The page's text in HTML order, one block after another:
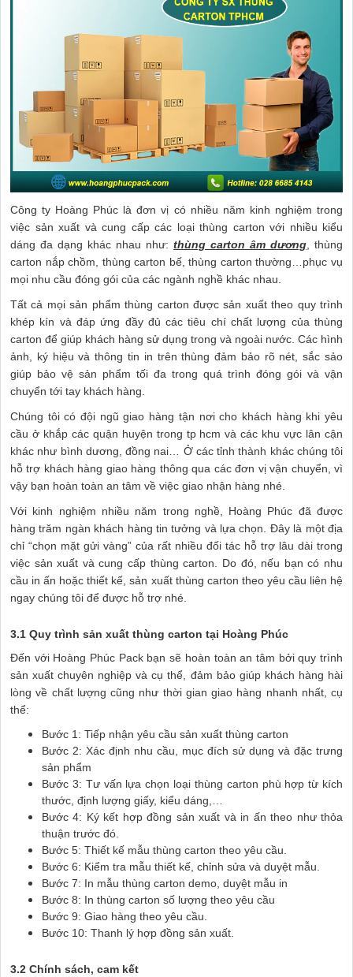
Công ty Hoàng Phúc là đơn vị có nhiều năm kinh nghiệm trong
việc sản xuất và cung cấp các loại thùng carton với nhiều kiểu
dáng đa dạng khác nhau như: thùng carton âm dương, thùng
carton nắp chồm, thùng carton bế, thùng carton thường…phục vụ
mọi nhu cầu đóng gói của các ngành nghề khác nhau.
Tất cả mọi sản phẩm thùng carton được sản xuất theo quy trình
khép kín và đáp ứng đầy đủ các tiêu chí chất lượng của thùng
carton để giúp khách hàng sử dụng trong và ngoài nước. Các hình
ảnh, ký hiệu và thông tin in trên thùng đảm bảo rõ nét, sắc sảo
giúp bảo vệ sản phẩm tối đa trong quá trình đóng gói và vận
chuyển tới tay khách hàng.
Chúng tôi có đội ngũ giao hàng tận nơi cho khách hàng khi yêu
cầu ở khắp các quận huyện trong tp hcm và các khu vực lân cận
khác như bình dương, đồng nai… Ở các tỉnh thành khác chúng tôi
hỗ trợ khách hàng giao hàng thông qua các đơn vị vận chuyển, vì
vậy bạn hoàn toàn an tâm về việc giao nhận hàng nhé.
Với kinh nghiệm nhiều năm trong nghề, Hoàng Phúc đã được
hàng trăm ngàn khách hàng tin tưởng và lựa chọn. Đây là một địa
chỉ “chọn mặt gửi vàng” của rất nhiều đối tác hỗ trợ lâu dài trong
việc sản xuất và cung cấp thùng carton. Do đó, nếu bạn có nhu
cầu in ấn hoặc thiết kế, sản xuất thùng carton theo yêu cầu liên hệ
ngay chúng tôi để được hỗ trợ nhé.
3.1 Quy trình sản xuất thùng carton tại Hoàng Phúc
Đến với Hoàng Phúc Pack bạn sẽ hoàn toàn an tâm bởi quy trình
sản xuất chuyên nghiệp và cụ thể, đảm bảo giúp khách hàng hài
lòng về chất lượng cũng như thời gian giao hàng nhanh nhất, cụ
thể:
Bước 1: Tiếp nhận yêu cầu sản xuất thùng carton
Bước 2: Xác định nhu cầu, mục đích sử dụng và đặc trưng
sản phẩm
Bước 3: Tư vấn lựa chọn loại thùng carton phù hợp từ kích
thước, định lượng giấy, kiểu dáng,…
Bước 4: Ký kết hợp đồng sản xuất và in ấn theo như thỏa
thuận trước đó.
Bước 5: Thiết kế mẫu thùng carton theo yêu cầu.
Bước 6: Kiểm tra mẫu thiết kế, chỉnh sửa và duyệt mẫu.
Bước 7: In mẫu thùng carton demo, duyệt mẫu in
Bước 8: In thùng carton số lượng theo yêu cầu
Bước 9: Giao hàng theo yêu cầu.
Bước 10: Thanh lý hợp đồng sản xuất.
3.2 Chính sách, cam kết